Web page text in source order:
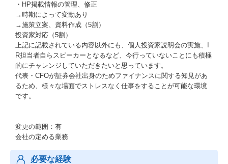
・HP掲載情報の管理、修正
→時期によって変動あり
→施策立案、資料作成（5割）
投資家対応（5割）
上記に記載されている内容以外にも、個人投資家説明会の実施、I
R担当者自らスピーカーとなるなど、今行っていないことにも積極
的にチャレンジしていただきたいと思っています。
代表・CFOが証券会社出身のためファイナンスに関する知見があ
るため、様々な場面でストレスなく仕事をすることが可能な環境
です。
変更の範囲：有
会社の定める業務
必要な経験